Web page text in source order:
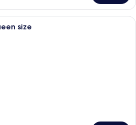
Habitación de hotel con dos camas,
size